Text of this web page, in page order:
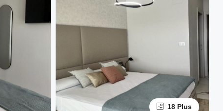
18 Plus